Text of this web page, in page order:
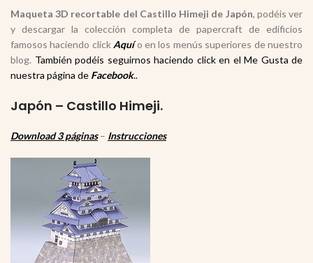
Maqueta 3D recortable del Castillo Himeji de Japón, podéis ver
y descargar la colección completa de papercraft de edificios
famosos haciendo click Aquío en los menús superiores de nuestro
blog. También podéis seguirnos haciendo click en el Me Gusta de
nuestra página de Facebook..
Japón – Castillo Himeji.
Download 3 páginas– Instrucciones